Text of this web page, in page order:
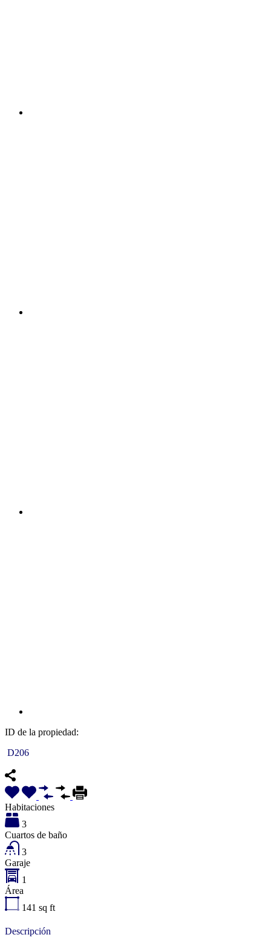
ID de la propiedad:
D206
Habitaciones
3
Cuartos de baño
3
Garaje
1
Área
141 sq ft
Descripción